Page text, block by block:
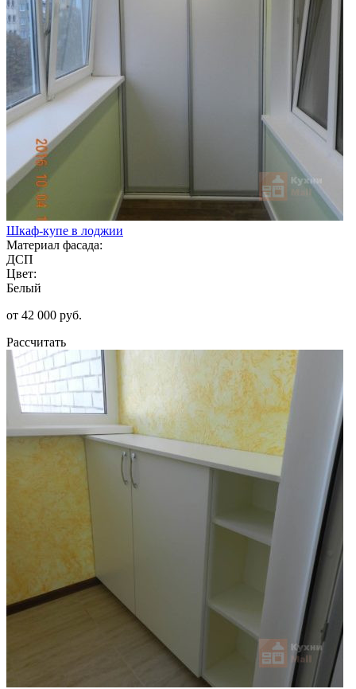
Шкаф-купе в лоджии
Материал фасада:
ДСП
Цвет:
Белый
от 42 000 руб.
Рассчитать